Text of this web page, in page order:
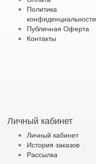
Политика
конфиденциальности
Публичная Оферта
Контакты
Личный кабинет
Личный кабинет
История заказов
Рассылка